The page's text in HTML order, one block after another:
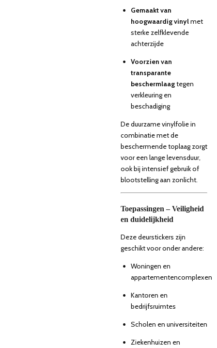
Gemaakt van
hoogwaardig vinylmet
sterke zelfklevende
achterzijde
Voorzien van
transparante
beschermlaagtegen
verkleuring en
beschadiging
De duurzame vinylfolie in
combinatie met de
beschermende toplaag zorgt
voor een lange levensduur,
ook bij intensief gebruik of
blootstelling aan zonlicht.
Toepassingen – Veiligheid
en duidelijkheid
Deze deurstickers zijn
geschikt voor onder andere:
Woningen en
appartementencomplexen
Kantoren en
bedrijfsruimtes
Scholen en universiteiten
Ziekenhuizen en